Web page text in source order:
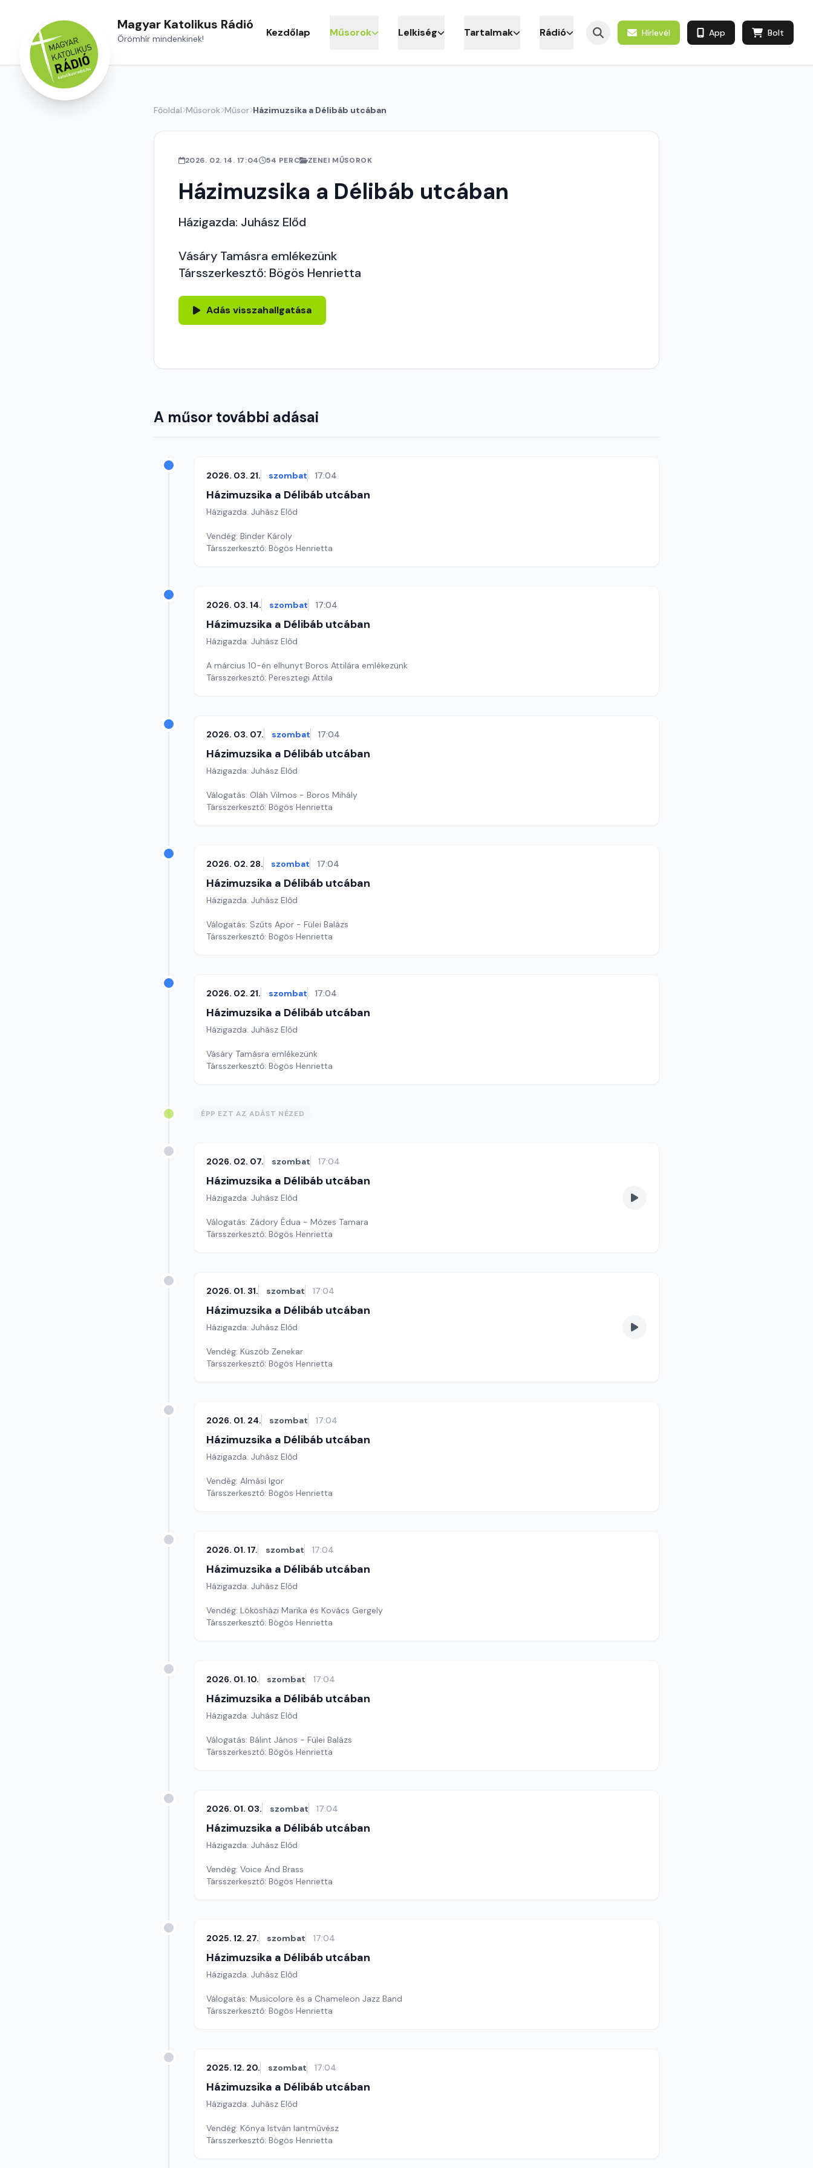
Magyar Katolikus Rádió
Örömhír mindenkinek! Kezdőlap Műsorok Lelkiség Tartalmak Rádió Hírlevél App Bolt
Főoldal Műsorok Műsor Házimuzsika a Délibáb utcában
2026. 02. 14. 17:04 54 PERC ZENEI MŰSOROK
Házimuzsika a Délibáb utcában
Házigazda: Juhász Előd
Vásáry Tamásra emlékezünk
Társszerkesztő: Bögös Henrietta
Adás visszahallgatása
A műsor további adásai
2026. 03. 21. szombat 17:04
Házimuzsika a Délibáb utcában
Házigazda: Juhász Előd
Vendég: Binder Károly
Társszerkesztő: Bögös Henrietta
2026. 03. 14. szombat 17:04
Házimuzsika a Délibáb utcában
Házigazda: Juhász Előd
A március 10-én elhunyt Boros Attilára emlékezünk
Társszerkesztő: Peresztegi Attila
2026. 03. 07. szombat 17:04
Házimuzsika a Délibáb utcában
Házigazda: Juhász Előd
Válogatás: Oláh Vilmos - Boros Mihály
Társszerkesztő: Bögös Henrietta
2026. 02. 28. szombat 17:04
Házimuzsika a Délibáb utcában
Házigazda: Juhász Előd
Válogatás: Szűts Apor - Fülei Balázs
Társszerkesztő: Bögös Henrietta
2026. 02. 21. szombat 17:04
Házimuzsika a Délibáb utcában
Házigazda: Juhász Előd
Vásáry Tamásra emlékezünk
Társszerkesztő: Bögös Henrietta
ÉPP EZT AZ ADÁST NÉZED
2026. 02. 07. szombat 17:04
Házimuzsika a Délibáb utcában
Házigazda: Juhász Előd
Válogatás: Zádory Édua - Mózes Tamara
Társszerkesztő: Bögös Henrietta
2026. 01. 31. szombat 17:04
Házimuzsika a Délibáb utcában
Házigazda: Juhász Előd
Vendég: Küszöb Zenekar
Társszerkesztő: Bögös Henrietta
2026. 01. 24. szombat 17:04
Házimuzsika a Délibáb utcában
Házigazda: Juhász Előd
Vendég: Almási Igor
Társszerkesztő: Bögös Henrietta
2026. 01. 17. szombat 17:04
Házimuzsika a Délibáb utcában
Házigazda: Juhász Előd
Vendég: Lökösházi Marika és Kovács Gergely
Társszerkesztő: Bögös Henrietta
2026. 01. 10. szombat 17:04
Házimuzsika a Délibáb utcában
Házigazda: Juhász Előd
Válogatás: Bálint János - Fülei Balázs
Társszerkesztő: Bögös Henrietta
2026. 01. 03. szombat 17:04
Házimuzsika a Délibáb utcában
Házigazda: Juhász Előd
Vendég: Voice And Brass
Társszerkesztő: Bögös Henrietta
2025. 12. 27. szombat 17:04
Házimuzsika a Délibáb utcában
Házigazda: Juhász Előd
Válogatás: Musicolore és a Chameleon Jazz Band
Társszerkesztő: Bögös Henrietta
2025. 12. 20. szombat 17:04
Házimuzsika a Délibáb utcában
Házigazda: Juhász Előd
Vendég: Kónya István lantművész
Társszerkesztő: Bögös Henrietta